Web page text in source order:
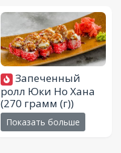
Запеченный
ролл Юки Но Хана
(270 грамм (г))
Показать больше